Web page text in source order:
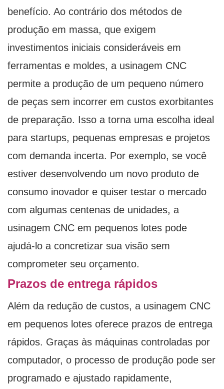
benefício. Ao contrário dos métodos de
produção em massa, que exigem
investimentos iniciais consideráveis ​​em
ferramentas e moldes, a usinagem CNC
permite a produção de um pequeno número
de peças sem incorrer em custos exorbitantes
de preparação. Isso a torna uma escolha ideal
para startups, pequenas empresas e projetos
com demanda incerta. Por exemplo, se você
estiver desenvolvendo um novo produto de
consumo inovador e quiser testar o mercado
com algumas centenas de unidades, a
usinagem CNC em pequenos lotes pode
ajudá-lo a concretizar sua visão sem
comprometer seu orçamento.
Prazos de entrega rápidos
Além da redução de custos, a usinagem CNC
em pequenos lotes oferece prazos de entrega
rápidos. Graças às máquinas controladas por
computador, o processo de produção pode ser
programado e ajustado rapidamente,